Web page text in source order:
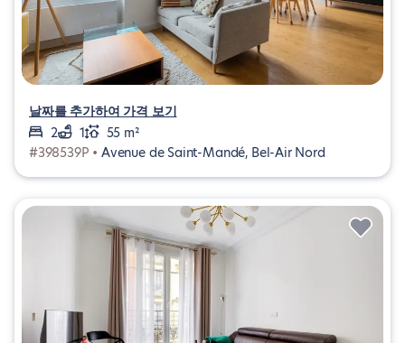
날짜를 추가하여 가격 보기
2
1
55 m²
#398539P •Avenue de Saint-Mandé, Bel-Air Nord